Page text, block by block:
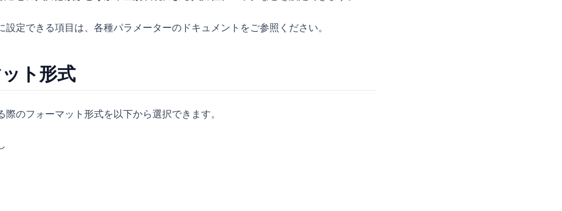
設定できる項目は、各種パラメーターのドキュメントをご参照ください。
ト形式
際のフォーマット形式を以下から選択できます。